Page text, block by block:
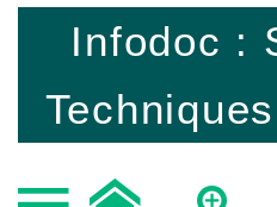
Infodoc :